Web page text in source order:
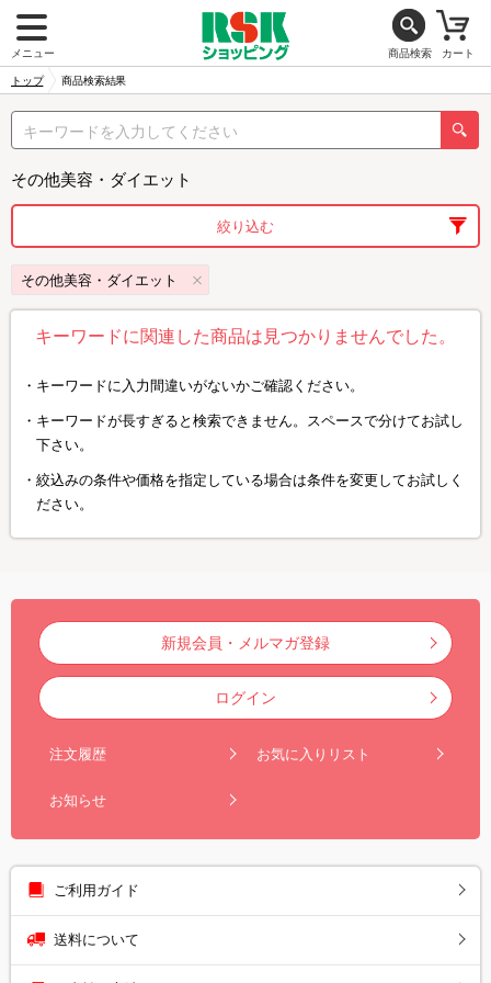
メニュー 商品検索 カート
トップ 商品検索結果
その他美容・ダイエット
絞り込む
その他美容・ダイエット
キーワードに関連した商品は見つかりませんでした。
キーワードに入力間違いがないかご確認ください。
キーワードが長すぎると検索できません。スペースで分けてお試し
下さい。
絞込みの条件や価格を指定している場合は条件を変更してお試しく
ださい。
新規会員・メルマガ登録
ログイン
注文履歴 お気に入りリスト
お知らせ
ご利用ガイド
送料について